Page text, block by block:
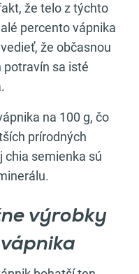
že telo z týchto
percento vápnika
že občasnou
sa isté
na 100 g, čo
prírodných
chia semienka sú
výrobky